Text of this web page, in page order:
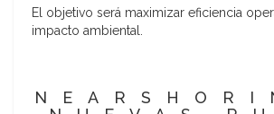
El objetivo será maximizar eficiencia
impacto ambiental.